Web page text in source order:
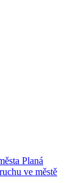
Planá
ve městě